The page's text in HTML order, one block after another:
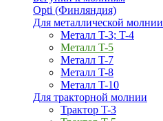
Opti (Финляндия)
Для металлической молнии
Металл T-3; T-4
Металл T-5
Металл T-7
Металл T-8
Металл T-10
Для тракторной молнии
Трактор T-3